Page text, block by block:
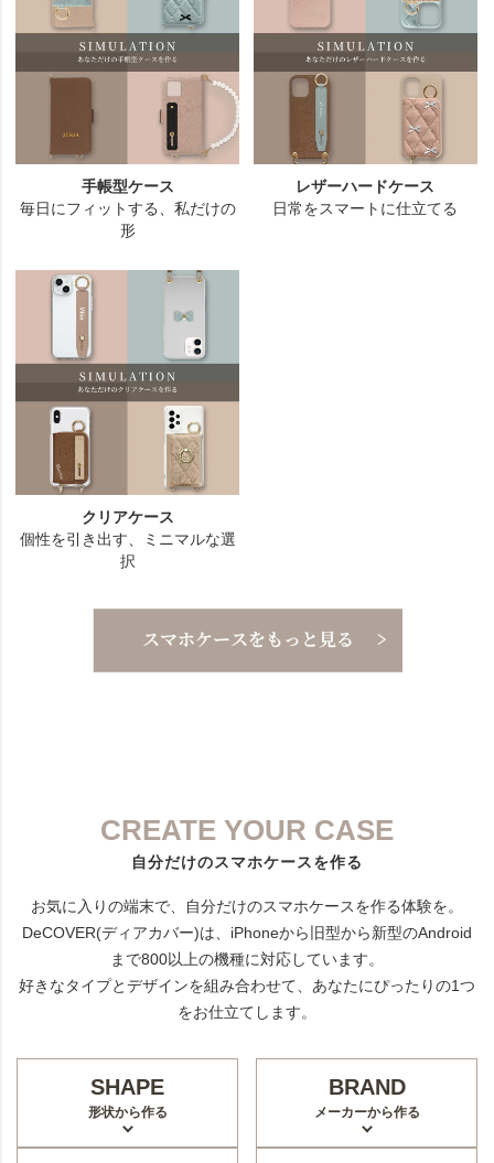
CREATE YOUR CASE
自分だけのスマホケースを作る
お気に入りの端末で、自分だけのスマホケースを作る体験を。
DeCOVER(ディアカバー)は、iPhoneから旧型から新型のAndroid
まで800以上の機種に対応しています。
好きなタイプとデザインを組み合わせて、あなたにぴったりの1つ
をお仕立てします。
SHAPE
形状から作る
BRAND
メーカーから作る